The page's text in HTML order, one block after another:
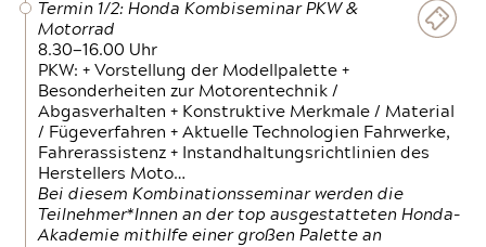
Termin 1/2: Honda Kombiseminar PKW &
Motorrad
8.30—16.00 Uhr
PKW: + Vorstellung der Modellpalette +
Besonderheiten zur Motorentechnik /
Abgasverhalten + Konstruktive Merkmale / Material
/ Fügeverfahren + Aktuelle Technologien Fahrwerke,
Fahrerassistenz + Instandhaltungsrichtlinien des
Herstellers Moto…
Bei diesem Kombinationsseminar werden die
Teilnehmer*Innen an der top ausgestatteten Honda-
Akademie mithilfe einer großen Palette an